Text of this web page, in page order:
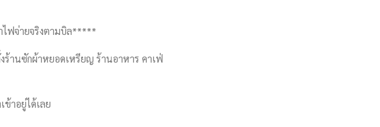
ไฟจ่ายจริงตามบิล*****
ร้านซักผ้าหยอดเหรียญ ร้านอาหาร คาเฟ่
ข้าอยู่ได้เลย